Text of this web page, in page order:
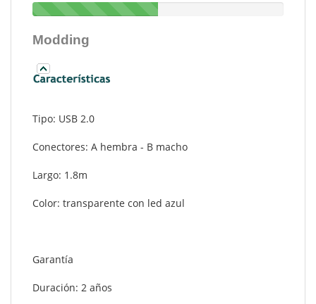
Modding
Tipo: USB 2.0
Conectores: A hembra - B macho
Largo: 1.8m
Color: transparente con led azul
Garantía
Duración: 2 años